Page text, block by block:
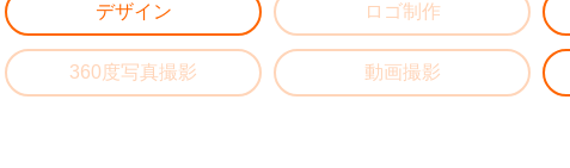
デザイン ロゴ制作
360度写真撮影 動画撮影